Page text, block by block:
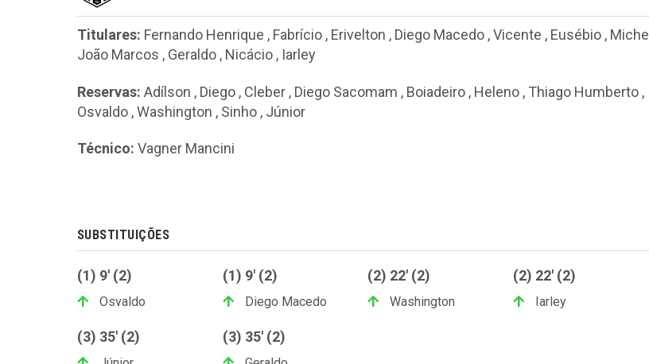
Titulares: Fernando Henrique , Fabrício , Erivelton , Diego Macedo ,Vicente , Eusébio , Michel
João Marcos , Geraldo , Nicácio , Iarley
Reservas: Adílson , Diego , Cleber , Diego Sacomam , Boiadeiro , Heleno , Thiago Humberto ,
Osvaldo ,Washington , Sinho , Júnior
Técnico: Vagner Mancini
SUBSTITUIÇÕES
(1) 9' (2)
Osvaldo
(1) 9' (2)
Diego Macedo
(2) 22' (2)
Washington
(2) 22' (2)
Iarley
(3) 35' (2) (3) 35' (2)